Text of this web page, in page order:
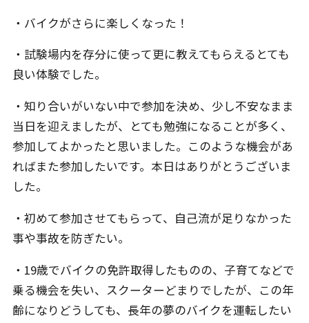
・バイクがさらに楽しくなった！
・試験場内を存分に使って更に教えてもらえるとても
良い体験でした。
・知り合いがいない中で参加を決め、少し不安なまま
当日を迎えましたが、とても勉強になることが多く、
参加してよかったと思いました。このような機会があ
ればまた参加したいです。本日はありがとうございま
した。
・初めて参加させてもらって、自己流が足りなかった
事や事故を防ぎたい。
・19歳でバイクの免許取得したものの、子育てなどで
乗る機会を失い、スクーターどまりでしたが、この年
齢になりどうしても、長年の夢のバイクを運転したい